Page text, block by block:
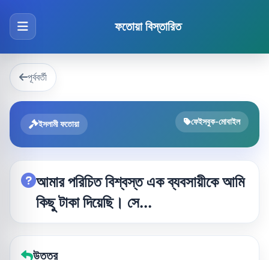
ফতোয়া বিস্তারিত
পূর্ববর্তী
ইসলামী ফতোয়া ফেইসবুক-মোবাইল
আমার পরিচিত বিশ্বস্ত এক ব্যবসায়ীকে আমি
কিছু টাকা দিয়েছি। সে...
উত্তর